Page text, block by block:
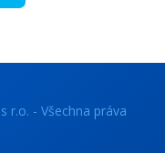
r.o. - Všechna práva